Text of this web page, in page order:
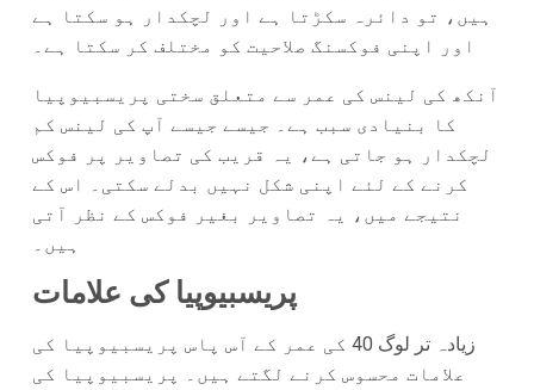
ہیں، تو دائرہ سکڑتا ہے اور لچکدار ہو سکتا ہے
اور اپنی فوکسنگ صلاحیت کو مختلف کر سکتا ہے۔
آنکھ کی لینس کی عمر سے متعلق سختی پریسبیوپیا
کا بنیادی سبب ہے۔ جیسے جیسے آپ کی لینس کم
لچکدار ہو جاتی ہے، یہ قریب کی تصاویر پر فوکس
کرنے کے لئے اپنی شکل نہیں بدلے سکتی۔ اس کے
نتیجے میں، یہ تصاویر بغیر فوکس کے نظر آتی
ہیں۔
پریسبیوپیا کی علامات
زیادہ تر لوگ 40 کی عمر کے آس پاس پریسبیوپیا کی
علامات محسوس کرنے لگتے ہیں۔ پریسبیوپیا کی